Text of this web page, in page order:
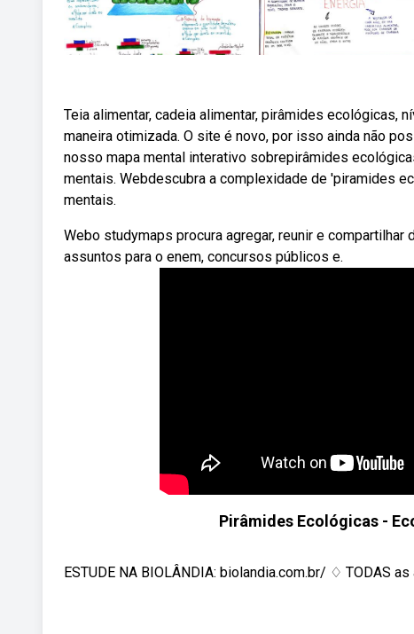
Teia alimentar, cadeia alimentar, pirâmides ecológicas,
maneira otimizada. O site é novo, por isso ainda não
nosso mapa mental interativo sobrepirâmides
mentais. Webdescubra a complexidade de 'piramides
mentais.
Webo studymaps procura agregar, reunir e
assuntos para o enem, concursos públicos e.
Pirâmides Ecológicas -
ESTUDE NA BIOLÂNDIA: biolandia.com.br/ ♢ TODAS